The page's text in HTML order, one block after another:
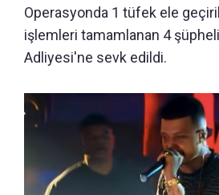
Operasyonda 1 tüfek ele
işlemleri tamamlanan 4
Adliyesi'ne sevk edildi.